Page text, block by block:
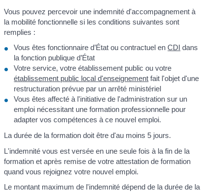
Vous pouvez percevoir une indemnité d'accompagnement à
la mobilité fonctionnelle si les conditions suivantes sont
remplies :
Vous êtes fonctionnaire d’État ou contractuel enCDI dans
la fonction publique d’État
Votre service, votre établissement public ou votre
établissement public local d'enseignement fait l'objet d'une
restructuration prévue par un arrêté ministériel
Vous êtes affecté à l'initiative de l'administration sur un
emploi nécessitant une formation professionnelle pour
adapter vos compétences à ce nouvel emploi.
La durée de la formation doit être d'au moins 5 jours.
L'indemnité vous est versée en une seule fois à la fin de la
formation et après remise de votre attestation de formation
quand vous rejoignez votre nouvel emploi.
Le montant maximum de l'indemnité dépend de la durée de la